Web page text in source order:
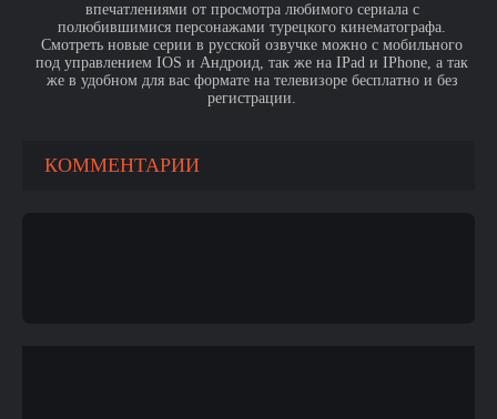
впечатлениями от просмотра любимого сериала с
полюбившимися персонажами турецкого кинематографа.
Смотреть новые серии в русской озвучке можно с мобильного
под управлением IOS и Андроид, так же на IPad и IPhone, а так
же в удобном для вас формате на телевизоре бесплатно и без
регистрации.
КОММЕНТАРИИ